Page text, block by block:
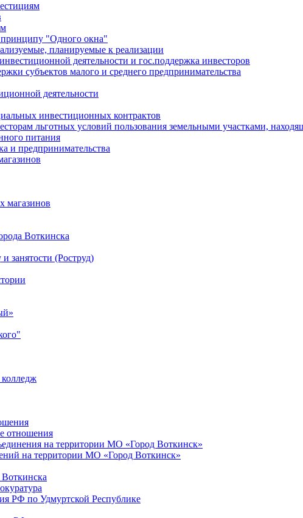
"Oдного окна"
планируемые к реализации
деятельности и гос.поддержка инвесторов
субъектов малого и среднего предпринимательства
деятельности
инвестиционных контрактов
льготных условий пользования земельными участками,
питания
и предпринимательства
магазинов
Воткинска
занятости (Роструд)
отношения
на территории МО «Город Воткинск»
на территории МО «Город Воткинск»
Воткинска
РФ по Удмуртской Республике